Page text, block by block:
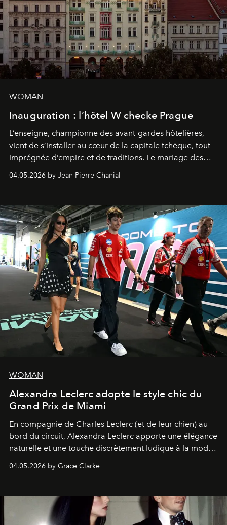
WOMAN
Inauguration : l’hôtel W checke Prague
L’enseigne, championne des avant-gardes hôtelières,
vient de s’installer au cœur de la capitale tchèque, tout
imprégnée d’empire et de traditions. Le mariage des
extrêmes fait merveille.
04.05.2026 by Jean-Pierre Chanial
WOMAN
Alexandra Leclerc adopte le style chic du
Grand Prix de Miami
En compagnie de Charles Leclerc (et de leur chien) au
bord du circuit, Alexandra Leclerc apporte une élégance
naturelle et une touche discrètement ludique à la mode
de la Formule 1.
04.05.2026 by Grace Clarke